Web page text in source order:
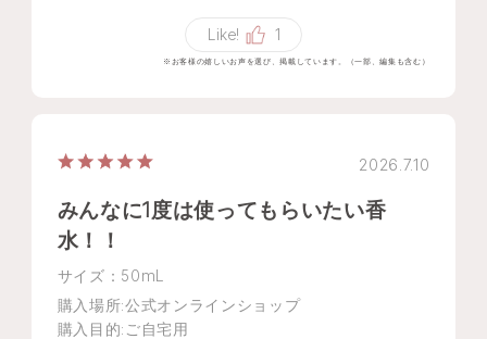
Like! 1
※お客様の嬉しいお声を選び、掲載しています。（一部、編集も含む）
2026.7.10
みんなに1度は使ってもらいたい香
水！！
サイズ：50mL
購入場所:公式オンラインショップ
購入目的:ご自宅用